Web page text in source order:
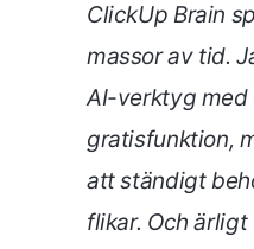
ClickUp Brain
massor av tid.
AI-verktyg med
gratisfunktion,
att ständigt
flikar. Och